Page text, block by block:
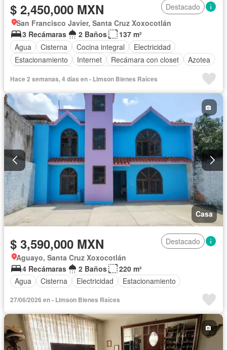
$ 2,450,000 MXN
Destacado
San Francisco Javier, Santa Cruz Xoxocotlán
3 Recámaras
2 Baños
137 m²
Agua
Cisterna Cocina integral
Electricidad
Estacionamiento
Internet Recámara con closet
Azotea
Hace 2 semanas, 4 días en - Limson Bienes Raíces
Casa
$ 3,590,000 MXN
Destacado
Aguayo, Santa Cruz Xoxocotlán
4 Recámaras
2 Baños
220 m²
Agua
Cisterna Electricidad Estacionamiento
27/06/2026 en - Limson Bienes Raíces